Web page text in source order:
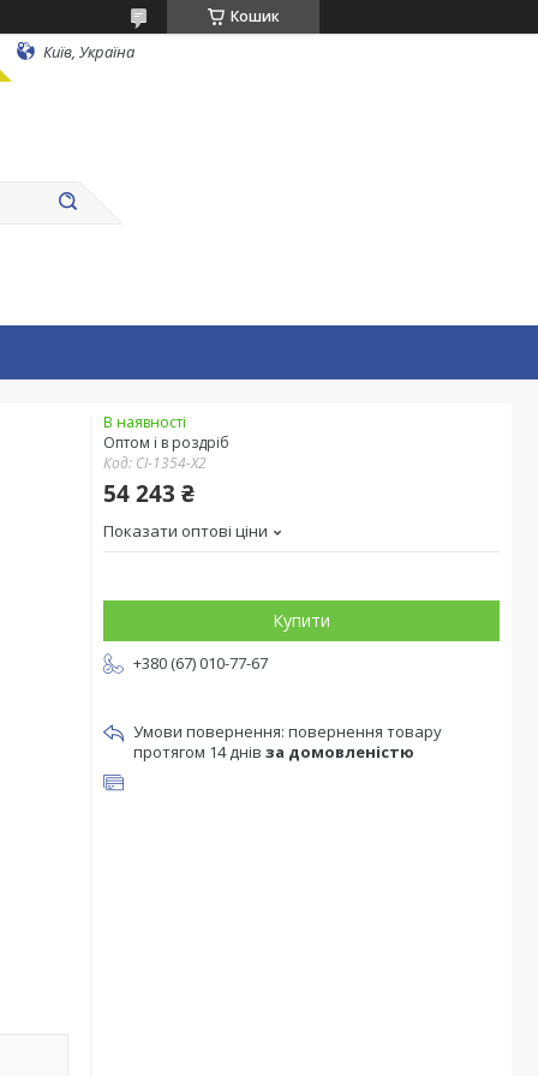
Кошик
Київ, Україна
В наявності
Оптом і в роздріб
Код: CI-1354-X2
54 243 ₴
Показати оптові ціни
Купити
+380 (67) 010-77-67
повернення товару
протягом 14 днів за домовленістю